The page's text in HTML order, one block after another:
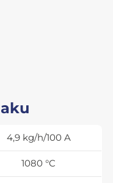
4,9 kg/h/100 A
1080 °C